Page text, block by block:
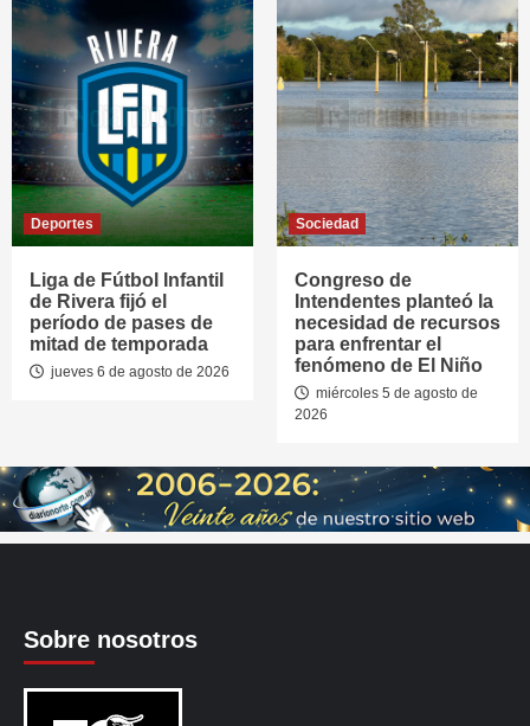
Deportes
Liga de Fútbol Infantil
de Rivera fijó el
período de pases de
mitad de temporada
jueves 6 de agosto de 2026
Sociedad
Congreso de
Intendentes planteó la
necesidad de recursos
para enfrentar el
fenómeno de El Niño
miércoles 5 de agosto de
2026
Sobre nosotros